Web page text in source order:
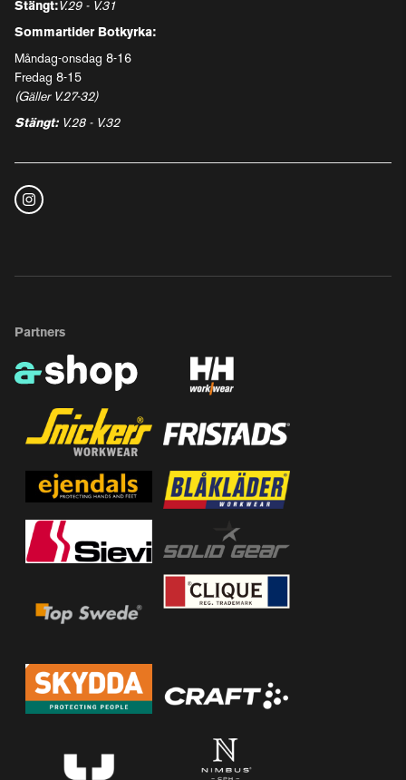
Stängt:V.29 - V.31
Sommartider Botkyrka:
Måndag-onsdag 8-16
Fredag 8-15
(Gäller V.27-32)
Stängt: V.28 - V.32
Partners